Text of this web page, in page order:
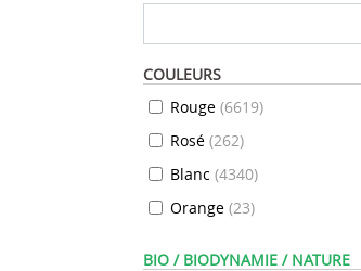
COULEURS
Rouge (6619)
Rosé (262)
Blanc (4340)
Orange (23)
BIO / BIODYNAMIE / NATURE